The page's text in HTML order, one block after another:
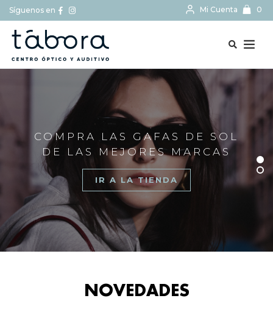
Síguenos en Mi Cuenta 0
COMPRA LAS GAFAS DE SOL
DE LAS MEJORES MARCAS
IR A LA TIENDA
NOVEDADES